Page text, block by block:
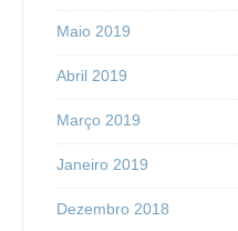
Maio 2019
Abril 2019
Março 2019
Janeiro 2019
Dezembro 2018